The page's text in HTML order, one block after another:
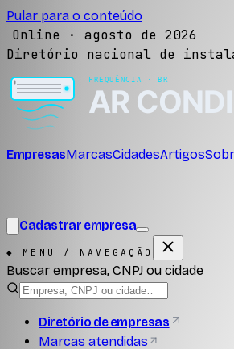
Pular para o conteúdo
Online · agosto de 2026
Diretório nacional de
EmpresasMarcasCidadesArtigos
Cadastrar empresa
◆ MENU / NAVEGAÇÃO
Buscar empresa, CNPJ ou cidade
Diretório de empresas
Marcas atendidas